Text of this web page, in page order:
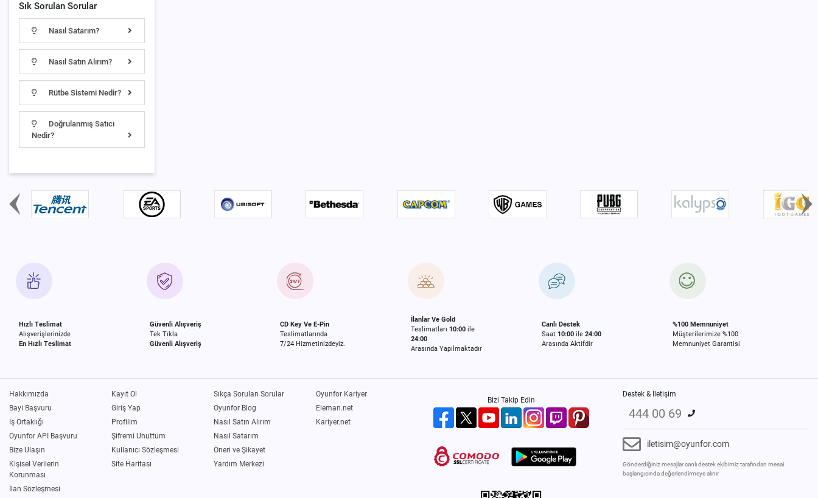
Sık Sorulan Sorular
Nasıl Satarım?
Nasıl Satın Alırım?
Rütbe Sistemi Nedir?
Doğrulanmış Satıcı
Nedir?
Hızlı Teslimat
Alışverişlerinizde
En Hızlı Teslimat
Güvenli Alışveriş
Tek Tıkla
Güvenli Alışveriş
CD Key Ve E-Pin
Teslimatlarında
7/24 Hizmetinizdeyiz.
İlanlar Ve Gold
Teslimatları10:00 ile
24:00
Arasında Yapılmaktadır
Canlı Destek
Saat 10:00ile 24:00
Arasında Aktifdir
%100 Memnuniyet
Müşterilerimize %100
Memnuniyet Garantisi
Hakkımızda
Bayi Başvuru
İş Ortaklığı
Oyunfor API Başvuru
Bize Ulaşın
Kişisel Verilerin
Korunması
İlan Sözleşmesi
Kayıt Ol
Giriş Yap
Profilim
Şifremi Unuttum
Kullanıcı Sözleşmesi
Site Haritası
Sıkça Sorulan Sorular
Oyunfor Blog
Nasıl Satın Alırım
Nasıl Satarım
Öneri ve Şikayet
Yardım Merkezi
Oyunfor Kariyer
Eleman.net
Kariyer.net
Bizi Takip Edin
Destek & İletişim
444 00 69
iletisim@oyunfor.com
Gönderdiğiniz mesajlar canlı destek ekibimiz tarafından mesai
başlangıcında değerlendirmeye alınır